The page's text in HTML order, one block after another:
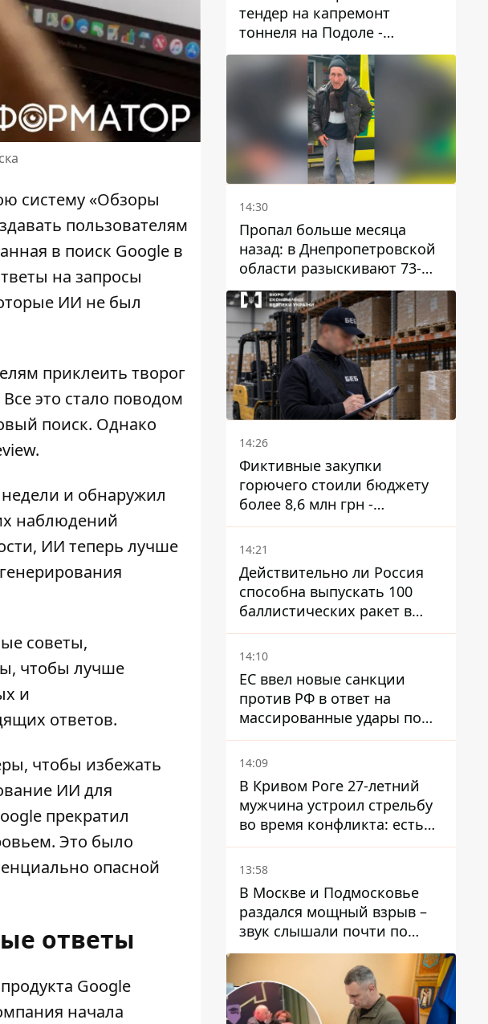
систему«Обзоры
пользователям
в поиск Google в
на запросы
ИИ не был
приклеить творог
Все это стало поводом
поиск. Однако
и обнаружил
наблюдений
ИИ теперь лучше
советы,
чтобы лучше
и
ответов.
чтобы избежать
ИИ для
прекратил
Это было
опасной
ответы
Google
начала
тендер на капремонт
тоннеля на Подоле -
продлится почти два года
14:30
Пропал больше месяца
назад: в Днепропетровской
области разыскивают 73-
летнего мужчину
14:26
Фиктивные закупки
горючего стоили бюджету
более 8,6 млн грн -
предприятие возместило
убытки
14:21
Действительно ли Россия
способна выпускать 100
баллистических ракет в
месяц и что с этим делать
14:10
ЕС ввел новые санкции
против РФ в ответ на
массированные удары по
Украине - Каллас раскрыла
детали
14:09
В Кривом Роге 27-летний
мужчина устроил стрельбу
во время конфликта: есть
раненый
13:58
В Москве и Подмосковье
раздался мощный взрыв –
звук слышали почти по
всей области